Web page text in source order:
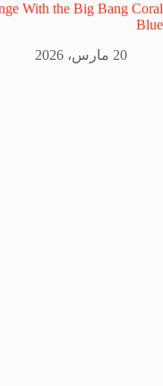
With the Big Bang Coral
Blue
20 مارس، 2026